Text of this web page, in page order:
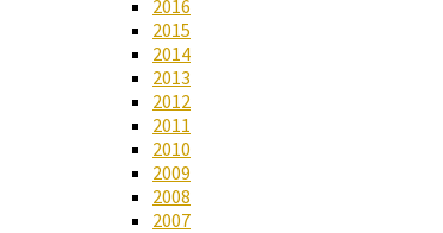
2016
2015
2014
2013
2012
2011
2010
2009
2008
2007